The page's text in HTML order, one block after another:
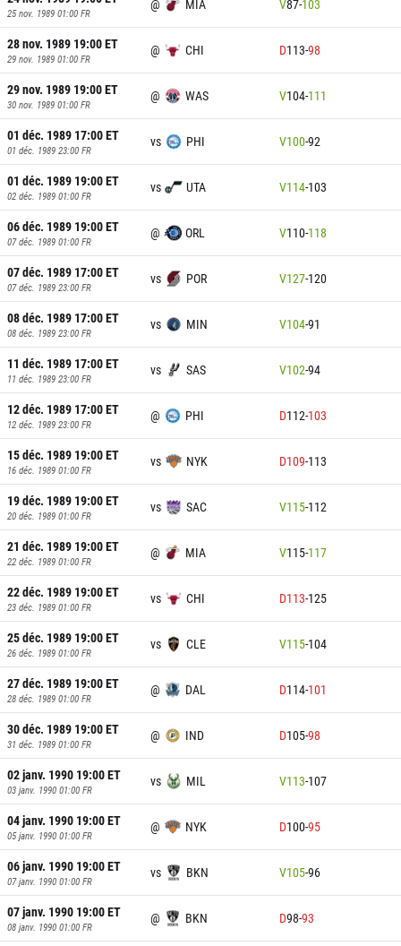
25 nov. 1989 01:00 FR
@ MIA V87-103
28 nov. 1989 19:00ET
29 nov. 1989 01:00 FR
@ CHI D113-98
29 nov. 1989 19:00ET
30 nov. 1989 01:00 FR
@ WAS V104-111
01 déc. 1989 17:00ET
01 déc. 1989 23:00 FR
vs PHI V100-92
01 déc. 1989 19:00ET
02 déc. 1989 01:00 FR
vs UTA V114-103
06 déc. 1989 19:00ET
07 déc. 1989 01:00 FR
@ ORL V110-118
07 déc. 1989 17:00ET
07 déc. 1989 23:00 FR
vs POR V127-120
08 déc. 1989 17:00ET
08 déc. 1989 23:00 FR
vs MIN V104-91
11 déc. 1989 17:00ET
11 déc. 1989 23:00 FR
vs SAS V102-94
12 déc. 1989 17:00ET
12 déc. 1989 23:00 FR
@ PHI D112-103
15 déc. 1989 19:00ET
16 déc. 1989 01:00 FR
vs NYK D109-113
19 déc. 1989 19:00ET
20 déc. 1989 01:00 FR
vs SAC V115-112
21 déc. 1989 19:00ET
22 déc. 1989 01:00 FR
@ MIA V115-117
22 déc. 1989 19:00ET
23 déc. 1989 01:00 FR
vs CHI D113-125
25 déc. 1989 19:00ET
26 déc. 1989 01:00 FR
vs CLE V115-104
27 déc. 1989 19:00ET
28 déc. 1989 01:00 FR
@ DAL D114-101
30 déc. 1989 19:00ET
31 déc. 1989 01:00 FR
@ IND D105-98
02 janv. 1990 19:00ET
03 janv. 1990 01:00 FR
vs MIL V113-107
04 janv. 1990 19:00ET
05 janv. 1990 01:00 FR
@ NYK D100-95
06 janv. 1990 19:00ET
07 janv. 1990 01:00 FR
vs BKN V105-96
07 janv. 1990 19:00ET
08 janv. 1990 01:00 FR
@ BKN D98-93